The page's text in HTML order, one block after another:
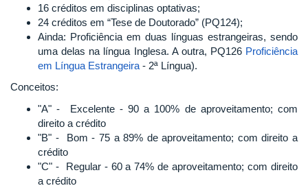
16 créditos em disciplinas optativas;
24 créditos em “Tese de Doutorado” (PQ124);
Ainda: Proficiência em duas línguas estrangeiras, sendo
uma delas na língua Inglesa. A outra, PQ126 Proficiência
em Língua Estrangeira - 2ª Língua).
Conceitos:
"A" - Excelente - 90 a 100% de aproveitamento; com
direito a crédito
"B" - Bom - 75 a 89% de aproveitamento; com direito a
crédito
"C" - Regular - 60 a 74% de aproveitamento; com direito
a crédito